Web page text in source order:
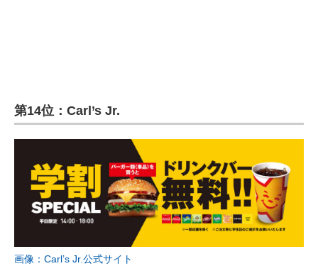
第14位：Carl’s Jr.
画像：Carl’s Jr.公式サイト